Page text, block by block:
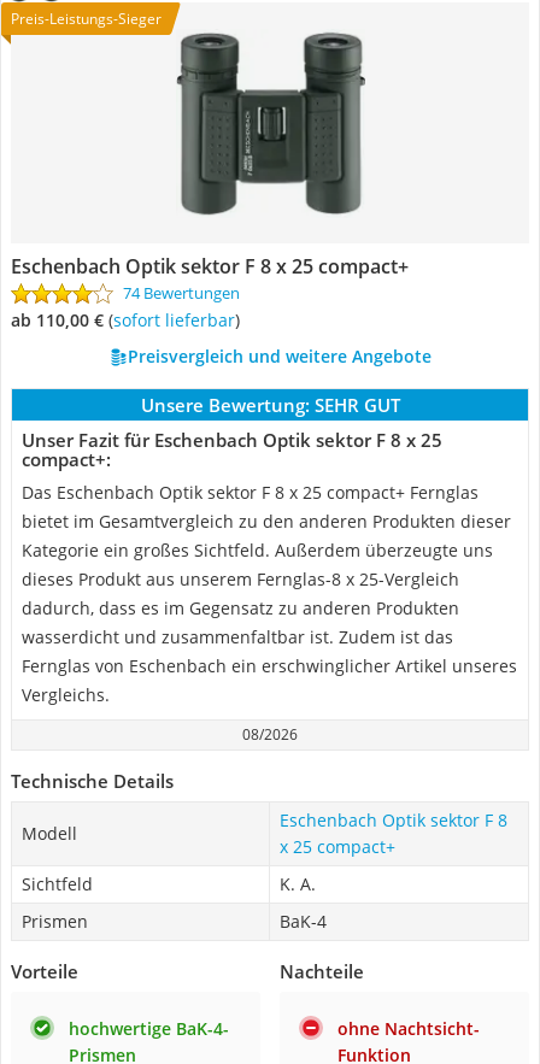
Preis-Leistungs-Sieger
Eschenbach Optik sektor F 8 x 25 compact+
74 Bewertungen
ab 110,00 € ( Sofort lieferbar)
Preisvergleich und weitere Angebote
Unsere Bewertung: SEHR GUT
Unser Fazit für Eschenbach Optik sektor F 8 x 25
compact+:
Das Eschenbach Optik sektor F 8 x 25 compact+ Fernglas
bietet im Gesamtvergleich zu den anderen Produkten dieser
Kategorie ein großes Sichtfeld. Außerdem überzeugte uns
dieses Produkt aus unserem Fernglas-8 x 25-Vergleich
dadurch, dass es im Gegensatz zu anderen Produkten
wasserdicht und zusammenfaltbar ist. Zudem ist das
Fernglas von Eschenbach ein erschwinglicher Artikel unseres
Vergleichs.
08/2026
Technische Details
Modell
Eschenbach Optik sektor F 8
x 25 compact+
Sichtfeld
K. A.
Prismen
BaK-4
Vorteile
hochwertige BaK-4-
Prismen
Nachteile
ohne Nachtsicht-
Funktion